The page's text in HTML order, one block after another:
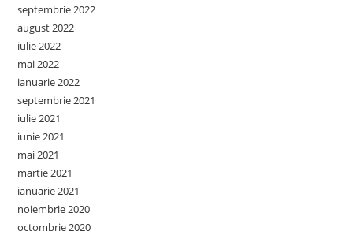
septembrie 2022
august 2022
iulie 2022
mai 2022
ianuarie 2022
septembrie 2021
iulie 2021
iunie 2021
mai 2021
martie 2021
ianuarie 2021
noiembrie 2020
octombrie 2020